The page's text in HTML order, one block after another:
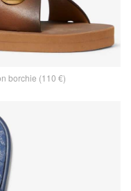
borchie (110 €)